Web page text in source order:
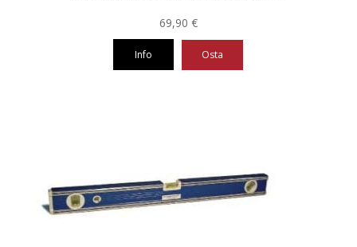
69,90 €
Info Osta